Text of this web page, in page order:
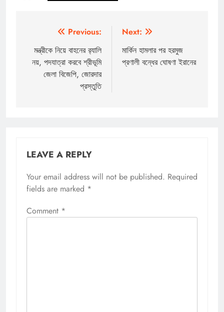
navigation
Previous:
মন্ত্রীকে নিয়ে বাহনের র‍্যালি
নয়, পদযাত্রা করবে শ্রীভূমি
জেলা বিজেপি, জোরদার
প্রস্তুতি
Next:
মার্কিন হামলার পর হরমুজ
প্রণালী বন্ধের ঘোষণা ইরানের
LEAVE A REPLY
Your email address will not be published. Required
fields are marked *
Comment *